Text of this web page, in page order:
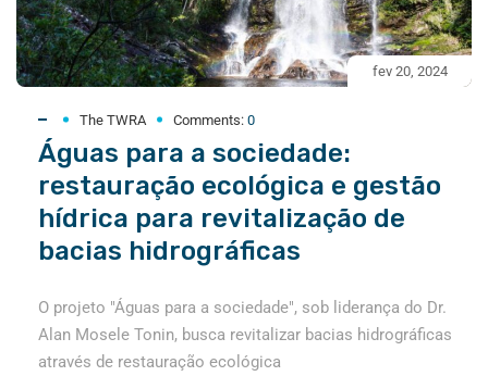
fev 20, 2024
The TWRA Comments: 0
Águas para a sociedade:
restauração ecológica e gestão
hídrica para revitalização de
bacias hidrográficas
O projeto "Águas para a sociedade", sob liderança do Dr.
Alan Mosele Tonin, busca revitalizar bacias hidrográficas
através de restauração ecológica